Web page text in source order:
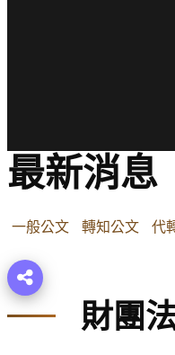
最新消息
一般公文 轉知公文 代
財團